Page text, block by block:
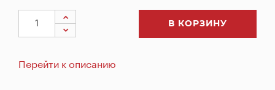
В КОРЗИНУ
Перейти к описанию